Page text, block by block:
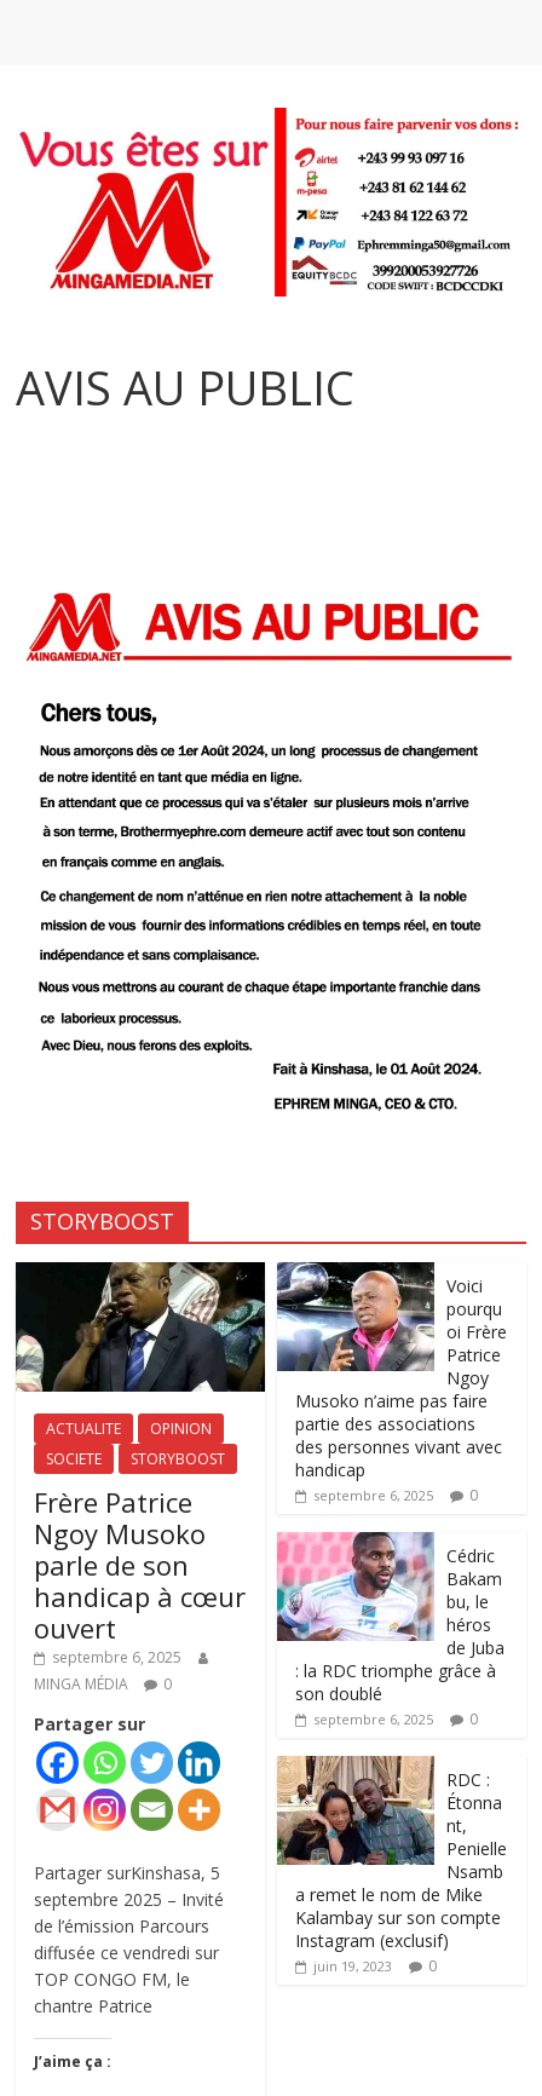
AVIS AU PUBLIC
STORYBOOST
ACTUALITE
OPINION
SOCIETE
STORYBOOST
Frère Patrice
Ngoy Musoko
parle de son
handicap à cœur
ouvert
septembre 6, 2025
MINGA MÉDIA
0
Partager sur
Partager surKinshasa, 5
septembre 2025 – Invité
de l’émission Parcours
diffusée ce vendredi sur
TOP CONGO FM, le
chantre Patrice
J’aime ça :
Voici
pourqu
oi Frère
Patrice
Ngoy
Musoko n’aime pas faire
partie des associations
des personnes vivant avec
handicap
septembre 6, 2025 0
‎Cédric
Bakam
bu, le
héros
de Juba
: la RDC triomphe grâce à
son doublé
septembre 6, 2025 0
RDC :
Étonna
nt,
Penielle
Nsamb
a remet le nom de Mike
Kalambay sur son compte
Instagram (exclusif)
juin 19, 2023 0